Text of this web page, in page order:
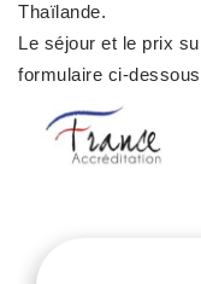
Thaïlande.
Le séjour et le prix
formulaire ci-dessous